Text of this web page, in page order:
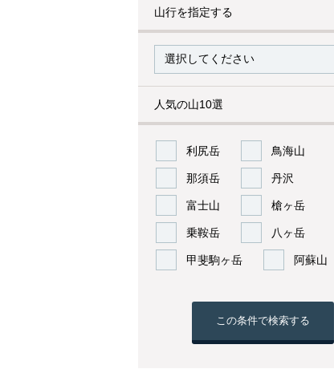
山行を指定する
人気の山10選
利尻岳 鳥海山
那須岳 丹沢
富士山 槍ヶ岳
乗鞍岳 八ヶ岳
甲斐駒ヶ岳 阿蘇山
この条件で検索する